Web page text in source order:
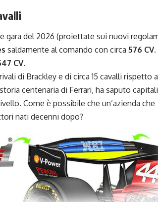
gara del 2026 (proiettate sui nuovi
saldamente al comando con circa 576 CV.
CV.
di Brackley e di circa 15 cavalli rispetto
centenaria di Ferrari, ha saputo
Come è possibile che un’azienda che
nati decenni dopo?